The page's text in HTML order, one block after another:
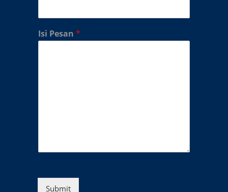
Isi Pesan *
Submit